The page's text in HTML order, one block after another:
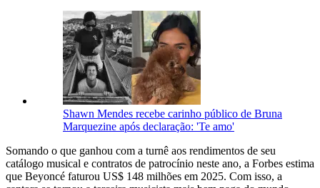
Shawn Mendes recebe carinho público de Bruna
Marquezine após declaração: 'Te amo'
Somando o que ganhou com a turnê aos rendimentos de seu
catálogo musical e contratos de patrocínio neste ano, a Forbes estima
que Beyoncé faturou US$ 148 milhões em 2025. Com isso, a